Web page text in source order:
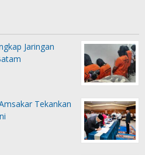
Jaringan
Tekankan